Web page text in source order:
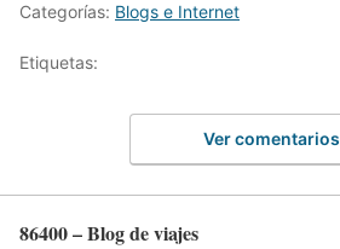
Categorías: Blogs e Internet
Etiquetas:
Ver comentarios
86400 – Blog de viajes